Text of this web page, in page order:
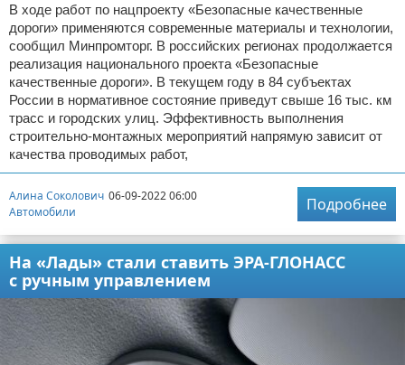
В ходе работ по нацпроекту «Безопасные качественные
дороги» применяются современные материалы и технологии,
сообщил Минпромторг. В российских регионах продолжается
реализация национального проекта «Безопасные
качественные дороги». В текущем году в 84 субъектах
России в нормативное состояние приведут свыше 16 тыс. км
трасс и городских улиц. Эффективность выполнения
строительно-монтажных мероприятий напрямую зависит от
качества проводимых работ,
Алина Соколович 06-09-2022 06:00
Автомобили
Подробнее
На «Лады» стали ставить ЭРА-ГЛОНАСС
с ручным управлением